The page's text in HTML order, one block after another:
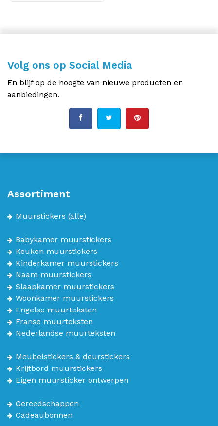
Volg ons op Social Media
En blijf op de hoogte van nieuwe producten en
aanbiedingen.
Assortiment
Muurstickers (alle)
Babykamer muurstickers
Keuken muurstickers
Kinderkamer muurstickers
Naam muurstickers
Slaapkamer muurstickers
Woonkamer muurstickers
Engelse muurteksten
Franse muurteksten
Nederlandse muurteksten
Meubelstickers & deurstickers
Krijtbord muurstickers
Eigen muursticker ontwerpen
Gereedschappen
Cadeaubonnen